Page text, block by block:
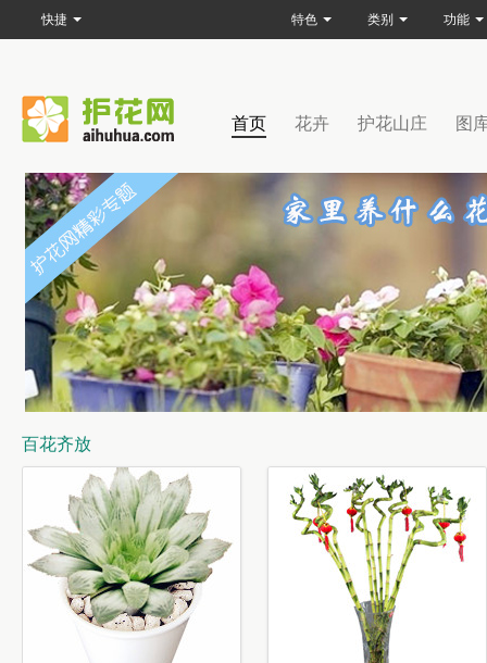
首页 花卉 护花山庄 图
百花齐放
快捷 特色 类别 功能